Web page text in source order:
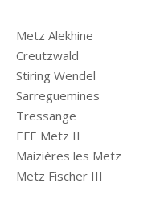
Metz Alekhine
Creutzwald
Stiring Wendel
Sarreguemines
Tressange
EFE Metz II
Maizières les Metz
Metz Fischer III